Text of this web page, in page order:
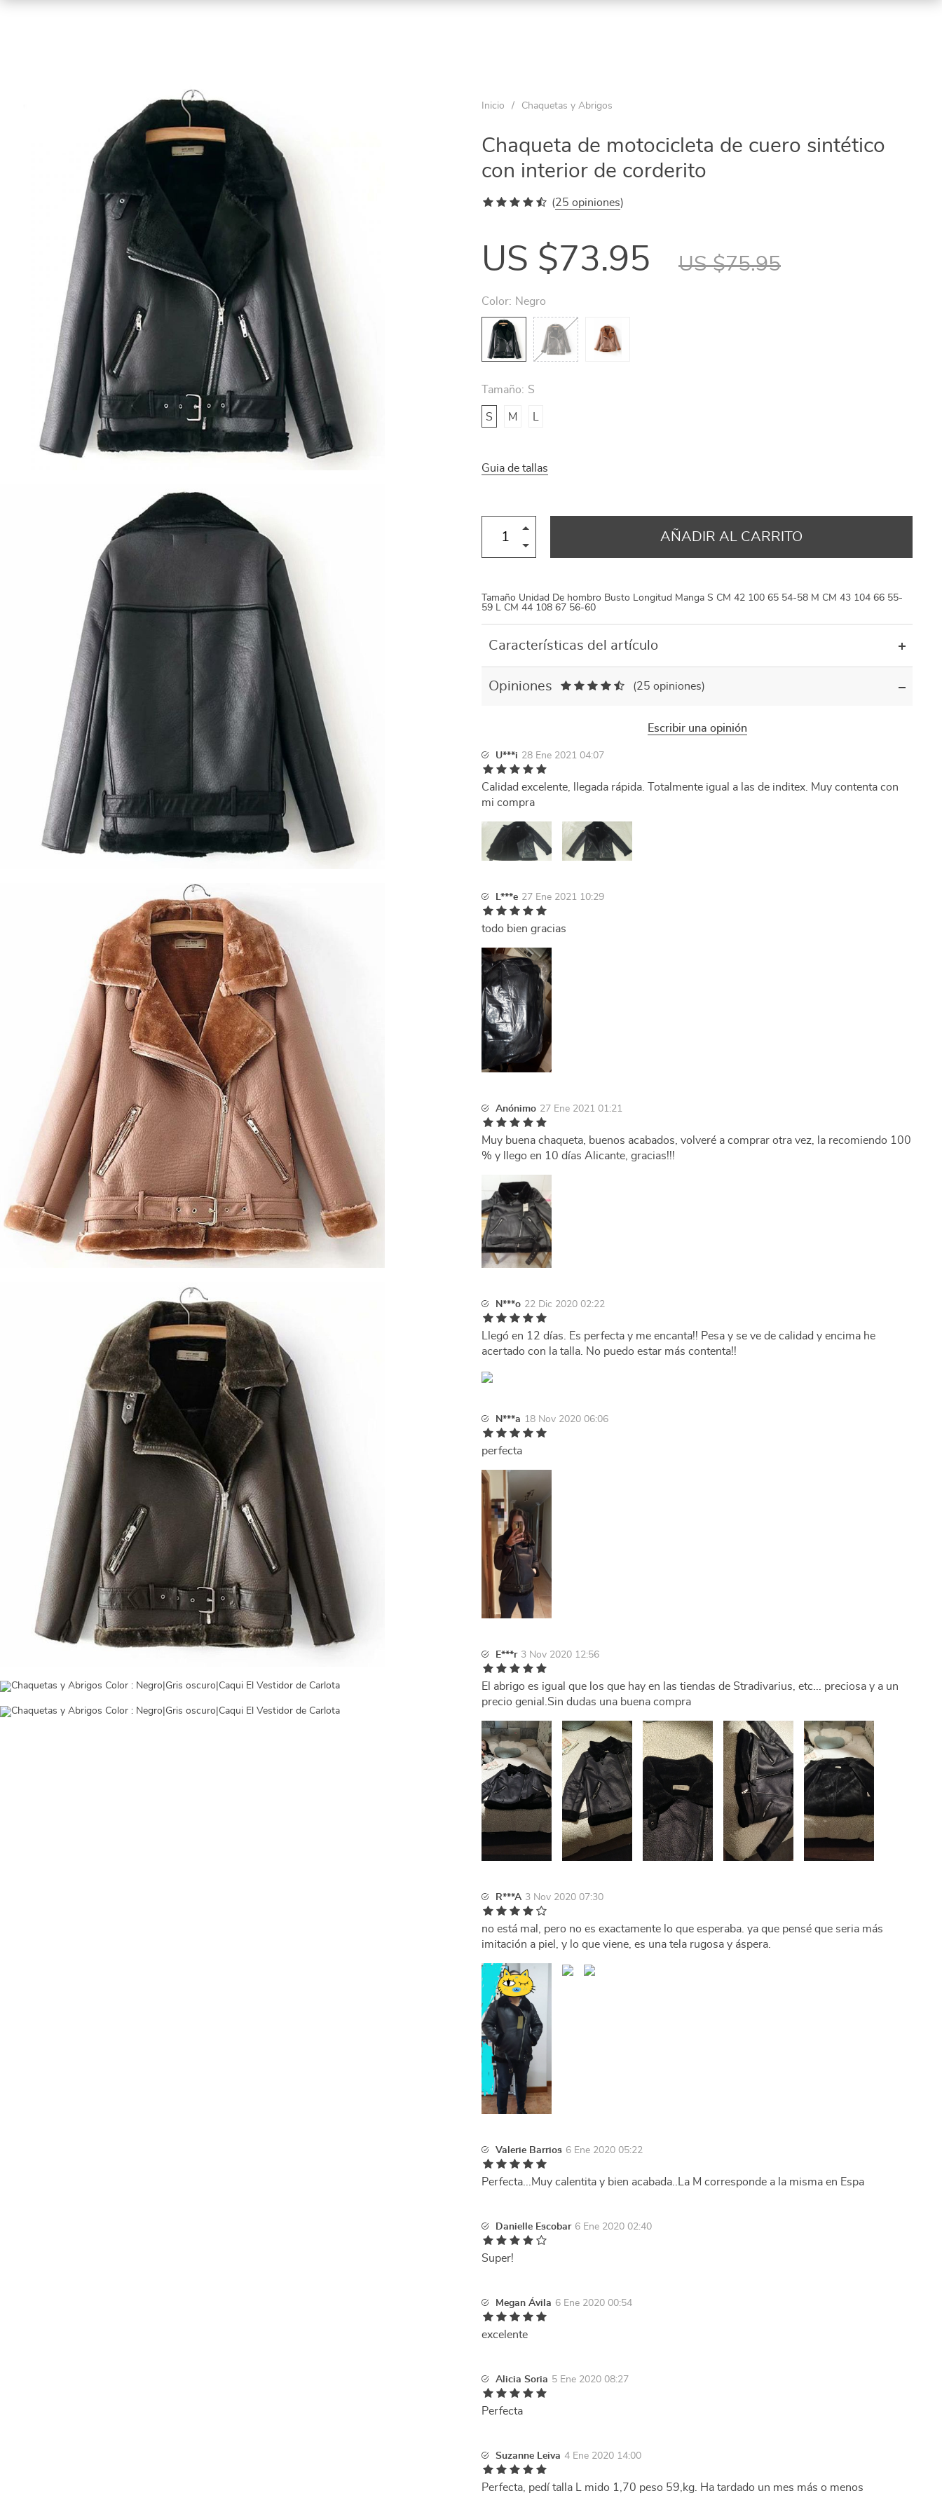
31
Pantalones Vaqueros / Jeans
Lenceria, Ropa Interior y Pijamas
Monos – Jumpsuits
Pantalones, chandals/ joggins y
Leggings
Shorts
Cárdigans y Suéteres
Suéteres Grandes
Tops
Camiseta de tirantes – Sin mangas
Camisetas de manga corta
Camisetas manga larga
Cortos
Estampados
Estilo Vintage
Manga Corta
Manga Larga
Sin Manga
Oversized
Inicio / Chaquetas y Abrigos
Chaqueta de motocicleta de cuero sintético
con interior de corderito
(25 opiniones)
US $73.95 US $75.95
Color: Negro
Tamaño: S
S M
Guia de tallas
AÑADIR AL CARRITO
Tamaño Unidad De hombro Busto Longitud Manga S CM 42 100 65 54-58 M CM 43 104 66 55-
59 L CM 44 108 67 56-60
Características del artículo
Opiniones (25 opiniones)
Escribir una opinión
U***i 28 Ene 2021 04:07
Calidad excelente, llegada rápida. Totalmente igual a las de inditex. Muy contenta con
mi compra
L***e 27 Ene 2021 10:29
todo bien gracias
Anónimo 27 Ene 2021 01:21
Muy buena chaqueta, buenos acabados, volveré a comprar otra vez, la recomiendo 100
% y llego en 10 días Alicante, gracias!!!
N***o 22 Dic 2020 02:22
Llegó en 12 días. Es perfecta y me encanta!! Pesa y se ve de calidad y encima he
acertado con la talla. No puedo estar más contenta!!
N***a 18 Nov 2020 06:06
perfecta
E***r 3 Nov 2020 12:56
El abrigo es igual que los que hay en las tiendas de Stradivarius, etc... preciosa y a un
precio genial.Sin dudas una buena compra
R***A 3 Nov 2020 07:30
no está mal, pero no es exactamente lo que esperaba. ya que pensé que seria más
imitación a piel, y lo que viene, es una tela rugosa y áspera.
Valerie Barrios 6 Ene 2020 05:22
Perfecta...Muy calentita y bien acabada..La M corresponde a la misma en Espa
Danielle Escobar 6 Ene 2020 02:40
Super!
Megan Ávila 6 Ene 2020 00:54
excelente
Alicia Soria 5 Ene 2020 08:27
Perfecta
Suzanne Leiva 4 Ene 2020 14:00
Perfecta, pedí talla L mido 1,70 peso 59,kg. Ha tardado un mes más o menos